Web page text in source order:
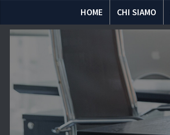
HOME CHI SIAMO